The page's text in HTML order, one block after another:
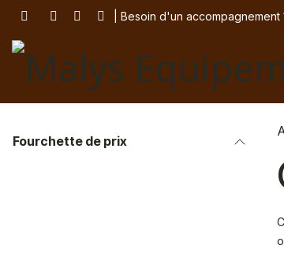
Se rendre au contenu| Besoin d'un accompagnement
Fourchette de prix